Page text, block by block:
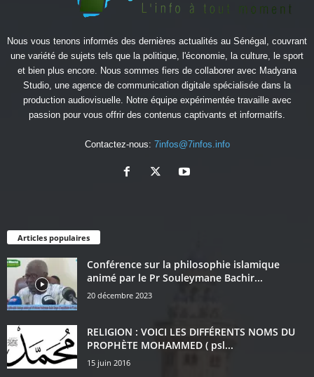
Nous vous tenons informés des dernières actualités au Sénégal, couvrant
une variété de sujets tels que la politique, l'économie, la culture, le sport
et bien plus encore. Nous sommes fiers de collaborer avec Madyana
Studio, une agence de communication digitale spécialisée dans la
production audiovisuelle. Notre équipe expérimentée travaille avec
passion pour vous offrir des contenus captivants et informatifs.
Contactez-nous: 7infos@7infos.info
Articles populaires
Conférence sur la philosophie islamique
animé par le Pr Souleymane Bachir...
20 décembre 2023
RELIGION : VOICI LES DIFFÉRENTS NOMS DU
PROPHÈTE MOHAMMED ( psl...
15 juin 2016